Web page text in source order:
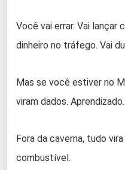
Você vai errar. Vai lançar
dinheiro no tráfego. Vai
Mas se você estiver no
viram dados.
Fora da caverna, tudo
combustível.